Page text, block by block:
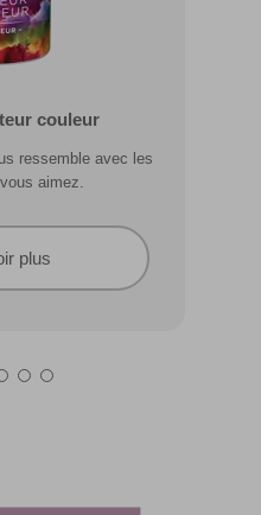
couleur
ressemble avec les
aimez.
plus
Boiseries et
Résiste aux